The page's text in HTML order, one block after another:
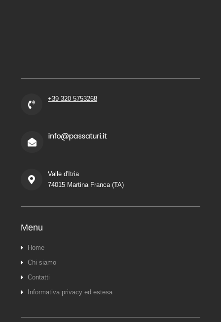
+39 320 5753268
Valle d'Itria
74015 Martina Franca (TA)
Menu
Home
Chi siamo
Contatti
Informativa privacy ed estesa